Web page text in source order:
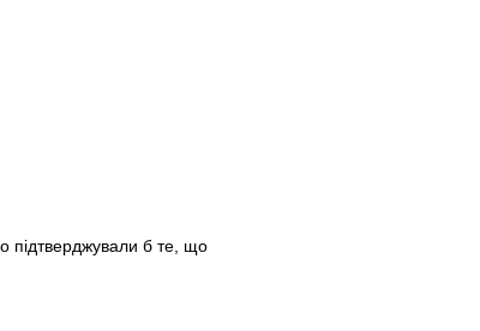
підтверджували б те, що